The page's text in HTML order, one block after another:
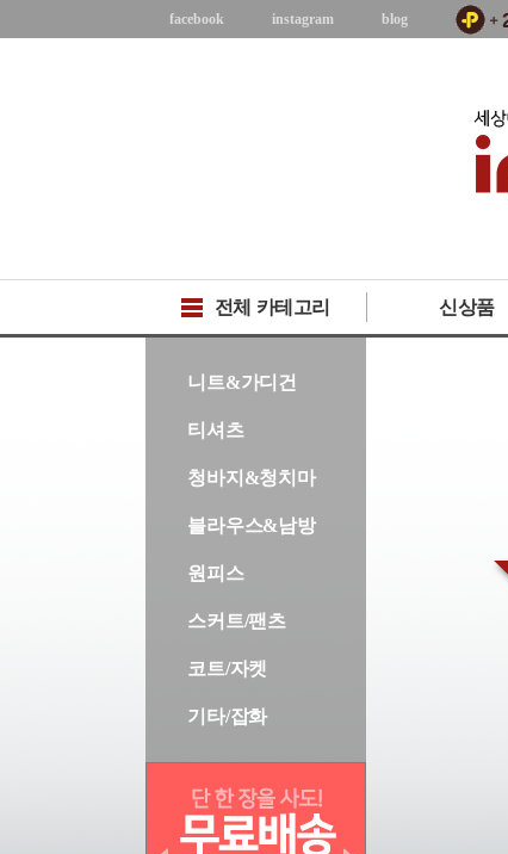
facebook instagram blog
전체 카테고리 신상품
니트&가디건
티셔츠
청바지&청치마
블라우스&남방
원피스
스커트/팬츠
코트/자켓
기타/잡화